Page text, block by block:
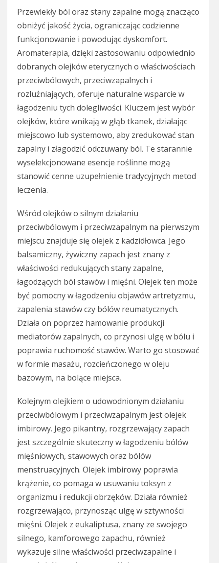
Przewlekły ból oraz stany zapalne mogą znacząco
obniżyć jakość życia, ograniczając codzienne
funkcjonowanie i powodując dyskomfort.
Aromaterapia, dzięki zastosowaniu odpowiednio
dobranych olejków eterycznych o właściwościach
przeciwbólowych, przeciwzapalnych i
rozluźniających, oferuje naturalne wsparcie w
łagodzeniu tych dolegliwości. Kluczem jest wybór
olejków, które wnikają w głąb tkanek, działając
miejscowo lub systemowo, aby zredukować stan
zapalny i złagodzić odczuwany ból. Te starannie
wyselekcjonowane esencje roślinne mogą
stanowić cenne uzupełnienie tradycyjnych metod
leczenia.
Wśród olejków o silnym działaniu
przeciwbólowym i przeciwzapalnym na pierwszym
miejscu znajduje się olejek z kadzidłowca. Jego
balsamiczny, żywiczny zapach jest znany z
właściwości redukujących stany zapalne,
łagodzących ból stawów i mięśni. Olejek ten może
być pomocny w łagodzeniu objawów artretyzmu,
zapalenia stawów czy bólów reumatycznych.
Działa on poprzez hamowanie produkcji
mediatorów zapalnych, co przynosi ulgę w bólu i
poprawia ruchomość stawów. Warto go stosować
w formie masażu, rozcieńczonego w oleju
bazowym, na bolące miejsca.
Kolejnym olejkiem o udowodnionym działaniu
przeciwbólowym i przeciwzapalnym jest olejek
imbirowy. Jego pikantny, rozgrzewający zapach
jest szczególnie skuteczny w łagodzeniu bólów
mięśniowych, stawowych oraz bólów
menstruacyjnych. Olejek imbirowy poprawia
krążenie, co pomaga w usuwaniu toksyn z
organizmu i redukcji obrzęków. Działa również
rozgrzewająco, przynosząc ulgę w sztywności
mięśni. Olejek z eukaliptusa, znany ze swojego
silnego, kamforowego zapachu, również
wykazuje silne właściwości przeciwzapalne i